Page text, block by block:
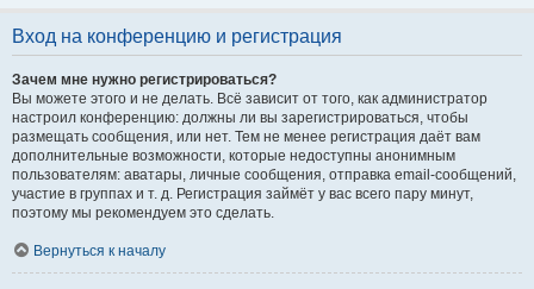
Вход на конференцию и регистрация
Зачем мне нужно регистрироваться?
Вы можете этого и не делать. Всё зависит от того, как администратор
настроил конференцию: должны ли вы зарегистрироваться, чтобы
размещать сообщения, или нет. Тем не менее регистрация даёт вам
дополнительные возможности, которые недоступны анонимным
пользователям: аватары, личные сообщения, отправка email-сообщений,
участие в группах и т. д. Регистрация займёт у вас всего пару минут,
поэтому мы рекомендуем это сделать.
Вернуться к началу